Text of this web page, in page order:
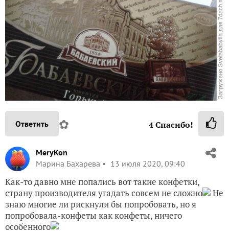
Ответить ✿ 4Спасибо!
MeryKon
Марина Бахарева
13 июля 2020, 09:40
Как-то давно мне попались вот такие конфетки,
страну производителя угадать совсем не сложно
Не
знаю многие ли рискнули бы попробовать, но я
попробовала-конфеты как конфеты, ничего
особенного